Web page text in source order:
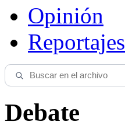
Opinión
Reportajes
Debate